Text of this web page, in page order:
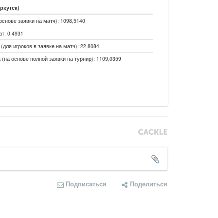
заявки на матч): 1098,5140
0,4931
игроков в заявке на матч): 22,8084
основе полной заявки на турнир): 1109,0359
Подписаться Поделиться